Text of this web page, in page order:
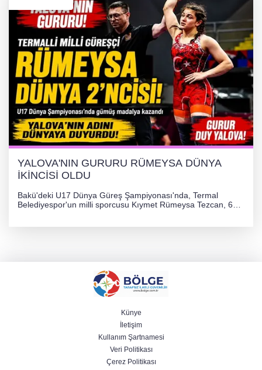
YALOVA'NIN GURURU RÜMEYSA DÜNYA
İKİNCİSİ OLDU
Bakü'deki U17 Dünya Güreş Şampiyonası'nda, Termal
Belediyespor'un milli sporcusu Kıymet Rümeysa Tezcan, 69
Künye
İletişim
Kullanım Şartnamesi
Veri Politikası
Çerez Politikası